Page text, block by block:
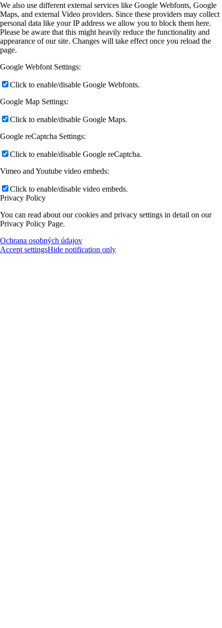
We also use different external services like Google Webfonts, Google
Maps, and external Video providers. Since these providers may collect
personal data like your IP address we allow you to block them here.
Please be aware that this might heavily reduce the functionality and
appearance of our site. Changes will take effect once you reload the
page.
Google Webfont Settings:
Click to enable/disable Google Webfonts.
Google Map Settings:
Click to enable/disable Google Maps.
Google reCaptcha Settings:
Click to enable/disable Google reCaptcha.
Vimeo and Youtube video embeds:
Click to enable/disable video embeds.
Privacy Policy
You can read about our cookies and privacy settings in detail on our
Privacy Policy Page.
Ochrana osobných údajov
Accept settingsHide notification only